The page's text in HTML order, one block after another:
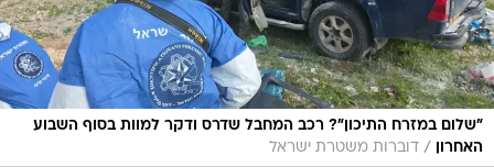
"שלום במזרח התיכון"? רכב המחבל שדרס ודקר למוות בסוף השבוע
האחרון
/ דוברות משטרת ישראל